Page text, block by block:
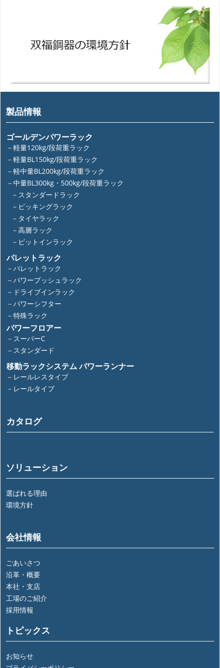
製品情報
ゴールデンパワーラック
－軽量120kg/段荷重ラック
－軽量BL150kg/段荷重ラック
－軽中量BL200kg/段荷重ラック
－中量BL300kg・500kg/段荷重ラック
－スタンダードラック
－ピッキングラック
－タイヤラック
－高層ラック
－ピットインラック
パレットラック
－パレットラック
－パワープッシュラック
－ドライブインラック
－パワーシフター
－特殊ラック
パワーフロアー
－スーパーC
－スタンダード
移動ラックシステム パワーランナー
－レールレスタイプ
－レールタイプ
カタログ
ソリューション
選ばれる理由
環境方針
会社情報
ごあいさつ
沿革・概要
本社・支店
工場のご紹介
採用情報
トピックス
お知らせ